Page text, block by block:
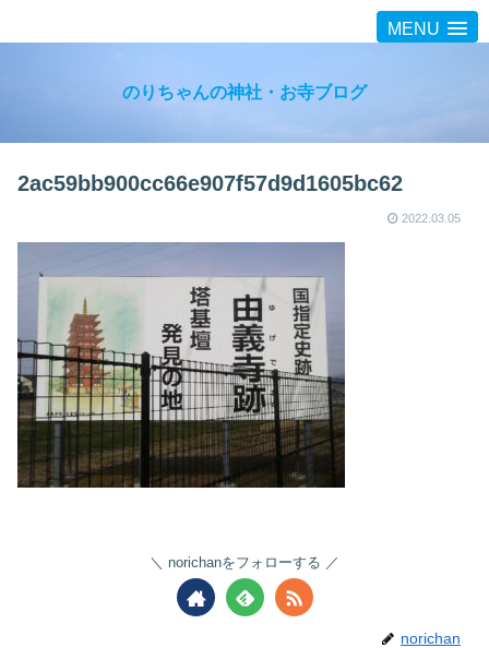
MENU
のりちゃんの神社・お寺ブログ
2ac59bb900cc66e907f57d9d1605bc62
2022.03.05
norichanをフォローする
norichan